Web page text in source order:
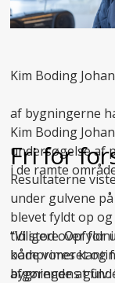
Kim Boding
af bygningerne
Kim Boding
undersøgelse af
i de ramte
Fri for
Resultaterne
under gulvene
blevet fyldt op
tidligere.
komprimeret og
bygningens gulv.
“Vi stod over for
både vores
afgørende at